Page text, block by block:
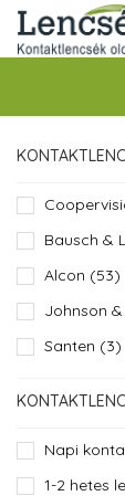
Bausch &
Alcon (53)
Johnson
Santen (3)
Napi
1-2 hetes